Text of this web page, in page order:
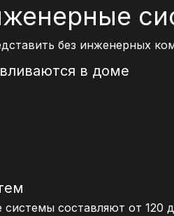
без инженерных
в доме
составляют от 120